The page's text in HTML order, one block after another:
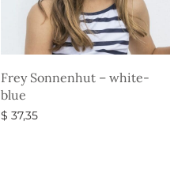
Frey Sonnenhut – white-
blue
$ 37,35